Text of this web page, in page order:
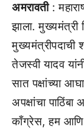
अमरावती:
झाला. मुख्यमंत्री
तेजस्वी यादव
सात पक्षांच्या
अपक्षांचा
काँग्रेस, हम आणि